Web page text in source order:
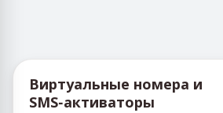
Виртуальные номера и
SMS‑активаторы